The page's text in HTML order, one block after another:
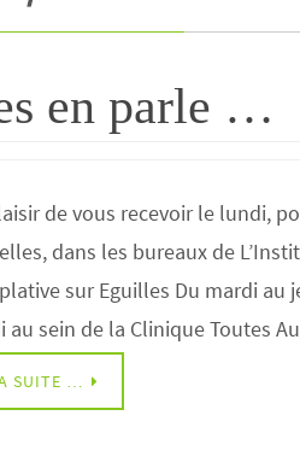
en parle …
de vous recevoir le lundi,
dans les bureaux de
sur Eguilles Du mardi au
au sein de la Clinique Toutes
SUITE …